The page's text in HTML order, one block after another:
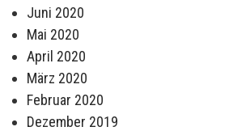
Juni 2020
Mai 2020
April 2020
März 2020
Februar 2020
Dezember 2019